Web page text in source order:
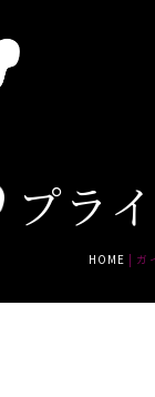
プラ
HOME | ガ